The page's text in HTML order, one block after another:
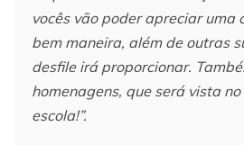
vocês vão poder apreciar uma
bem maneira, além de outras
desfile irá proporcionar.
homenagens, que será vista
escola!”.